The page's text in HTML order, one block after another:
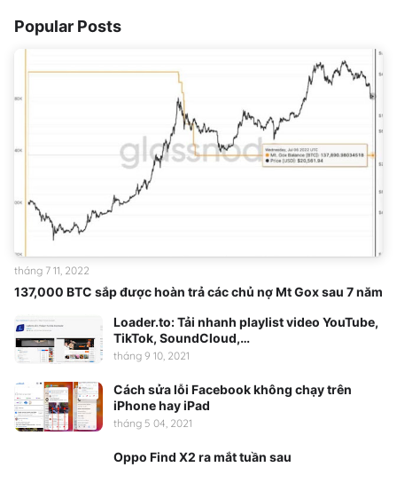
Popular Posts
137,000 BTC sắp được hoàn trả các chủ nợ Mt Gox sau 7 năm
tháng 7 11, 2022
Loader.to: Tải nhanh playlist video YouTube,
TikTok, SoundCloud,…
tháng 9 10, 2021
Cách sửa lỗi Facebook không chạy trên
iPhone hay iPad
tháng 5 04, 2021
Oppo Find X2 ra mắt tuần sau